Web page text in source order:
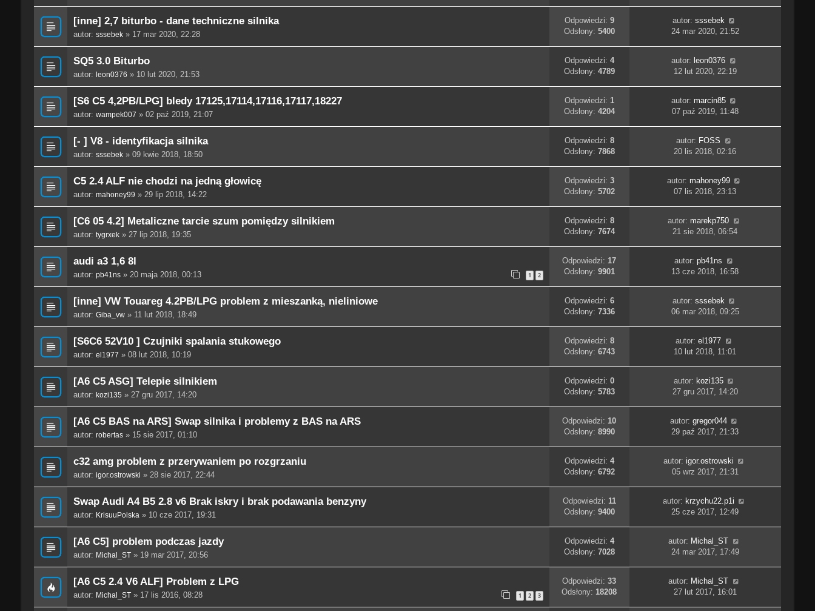
[inne] 2,7 biturbo - dane techniczne silnika
autor: sssebek» 17 mar 2020, 22:28
Odpowiedzi: 9
Odsłony: 5400
autor: sssebek
24 mar 2020, 21:52
SQ5 3.0 Biturbo
autor: leon0376 » 10 lut 2020, 21:53
Odpowiedzi: 4
Odsłony: 4789
autor: leon0376
12 lut 2020, 22:19
[S6 C5 4,2PB/LPG] bledy 17125,17114,17116,17117,18227
autor: wampek007 » 02 paź 2019, 21:07
Odpowiedzi: 1
Odsłony: 4204
autor: marcin85
07 paź 2019, 11:48
[- ] V8 - identyfikacja silnika
autor: sssebek» 09 kwie 2018, 18:50
Odpowiedzi: 8
Odsłony: 7868
autor: FOSS
20 lis 2018, 02:16
C5 2.4 ALF nie chodzi na jedną głowicę
autor: mahoney99 » 29 lip 2018, 14:22
Odpowiedzi: 3
Odsłony: 5702
autor: mahoney99
07 lis 2018, 23:13
[C6 05 4.2] Metaliczne tarcie szum pomiędzy silnikiem
autor: tygrxek» 27 lip 2018, 19:35
Odpowiedzi: 8
Odsłony: 7674
autor: marekp750
21 sie 2018, 06:54
audi a3 1,6 8l
autor: pb41ns» 20 maja 2018, 00:13 1 2
Odpowiedzi:17
Odsłony: 9901
autor:pb41ns
13 cze 2018, 16:58
[inne] VW Touareg 4.2PB/LPG problem z mieszanką, nieliniowe
autor: Giba_vw» 11 lut 2018, 18:49
Odpowiedzi: 6
Odsłony: 7336
autor: sssebek
06 mar 2018, 09:25
[S6C6 52V10 ] Czujniki spalania stukowego
autor: el1977 » 08 lut 2018, 10:19
Odpowiedzi: 8
Odsłony: 6743
autor:el1977
10 lut 2018, 11:01
[A6 C5 ASG] Telepie silnikiem
autor: kozi135 » 27 gru 2017, 14:20
Odpowiedzi: 0
Odsłony: 5783
autor: kozi135
27 gru 2017, 14:20
[A6 C5 BAS na ARS] Swap silnika i problemy z BAS na ARS
autor: robertas» 15 sie 2017, 01:10
Odpowiedzi:10
Odsłony: 8990
autor: gregor044
29 paź 2017, 21:33
c32 amg problem z przerywaniem po rozgrzaniu
autor: igor.ostrowski » 28 sie 2017, 22:44
Odpowiedzi: 4
Odsłony: 6792
autor: igor.ostrowski
05 wrz 2017, 21:31
Swap Audi A4 B5 2.8 v6 Brak iskry i brak podawania benzyny
autor: KrisuuPolska» 10 cze 2017, 19:31
Odpowiedzi: 11
Odsłony: 9400
autor: krzychu22.p1i
25 cze 2017, 12:49
[A6 C5] problem podczas jazdy
autor: Michal_ST» 19 mar 2017, 20:56
Odpowiedzi: 4
Odsłony: 7028
autor: Michal_ST
24 mar 2017, 17:49
[A6 C5 2.4 V6 ALF] Problem z LPG
autor: Michal_ST» 17 lis 2016, 08:28 1 2 3
Odpowiedzi:33
Odsłony:18208
autor: Michal_ST
27 lut 2017, 16:01